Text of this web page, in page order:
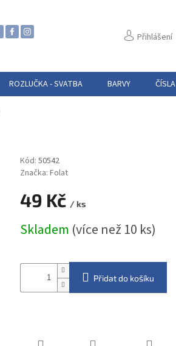
Přihlášení
ROZLUČKA - SVATBA BARVY ČÍSLA
Kód: 50542
Značka: Folat
49 Kč / ks
cena:
Skladem (více než 10 ks)
Přidat do košíku